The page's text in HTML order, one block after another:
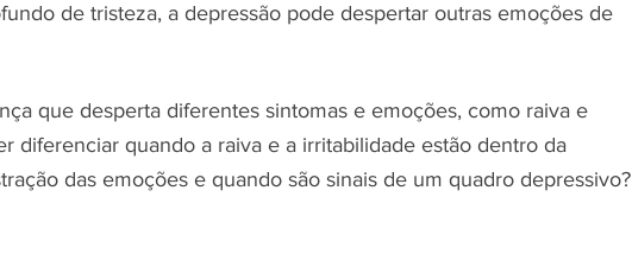
de tristeza, a depressão pode despertar outras emoções de
que desperta diferentes sintomas e emoções, como raiva e
diferenciar quando a raiva e a irritabilidade estão dentro da
das emoções e quando são sinais de um quadro depressivo?